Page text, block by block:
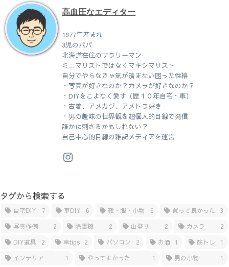
高血圧なエディター
1977年産まれ
3児のパパ
北海道在住のサラリーマン
ミニマリストではなくマキシマリスト
自分でやらなきゃ気が済まない困った性格
・写真が好きなのか？カメラが好きなのか？
・DIYをこよなく愛す（歴１０年自宅・車）
・古着、アメカジ、アメトラ好き
・男の趣味の世界観を超個人的目線で発信
誰かに刺さるかもしれない？
自己中心的目線の雑記メディアを運営
タグから検索する
自宅DIY 7 車DIY 6 靴・服・小物 6 買って良かった
3
写真作例
2 除雪機 2 山登り 2 カメラ
2
DIY道具
2 車tips 2 パソコン 2 お酒 1 筋トレ
1
インテリア
1 やってよかった 1 男の小物 1